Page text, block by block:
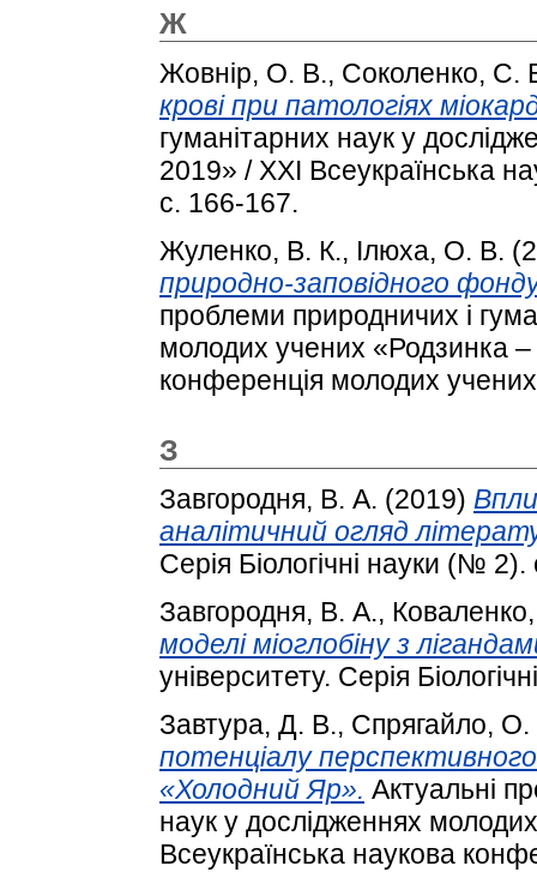
Ж
Жовнір, О. В., Соколенко, С.
крові при патологіях
гуманітарних наук у
2019» / XXІ Всеукраїнська
с. 166-167.
Жуленко, В. К., Ілюха, О. В.
природно-заповідного
проблеми природничих і
молодих учених «Родзинка –
конференція молодих
З
Завгородня, В. А. (2019)
аналітичний огляд
Серія Біологічні науки (№
Завгородня, В. А.,
моделі міоглобіну з
університету. Серія
Завтура, Д. В., Спрягайло, О.
потенціалу
«Холодний Яр». Актуальні
наук у дослідженнях
Всеукраїнська наукова